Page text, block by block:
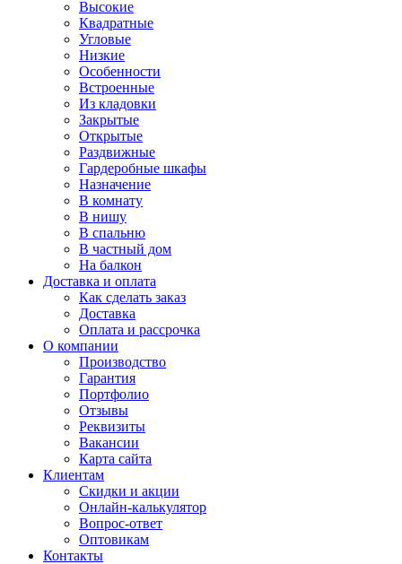
Высокие
Квадратные
Угловые
Низкие
Особенности
Встроенные
Из кладовки
Закрытые
Открытые
Раздвижные
Гардеробные шкафы
Назначение
В комнату
В нишу
В спальню
В частный дом
На балкон
Доставка и оплата
Как сделать заказ
Доставка
Оплата и рассрочка
О компании
Производство
Гарантия
Портфолио
Отзывы
Реквизиты
Вакансии
Карта сайта
Клиентам
Скидки и акции
Онлайн-калькулятор
Вопрос-ответ
Оптовикам
Контакты